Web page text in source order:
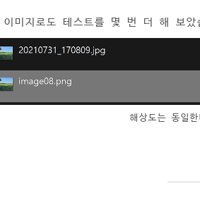
이미지로도 테스트를 몇 번 더 해 보았
해상도는 동일